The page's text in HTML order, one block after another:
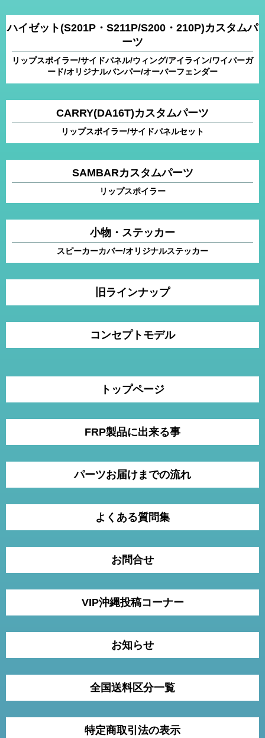
ハイゼット(S201P・S211P/S200・210P)カスタムパ
ーツ
リップスポイラー/サイドパネル/ウィング/アイライン/ワイパーガ
ード/オリジナルバンパー/オーバーフェンダー
CARRY(DA16T)カスタムパーツ
リップスポイラー/サイドパネルセット
SAMBARカスタムパーツ
リップスポイラー
小物・ステッカー
スピーカーカバー/オリジナルステッカー
旧ラインナップ
コンセプトモデル
トップページ
FRP製品に出来る事
パーツお届けまでの流れ
よくある質問集
お問合せ
VIP沖縄投稿コーナー
お知らせ
全国送料区分一覧
特定商取引法の表示